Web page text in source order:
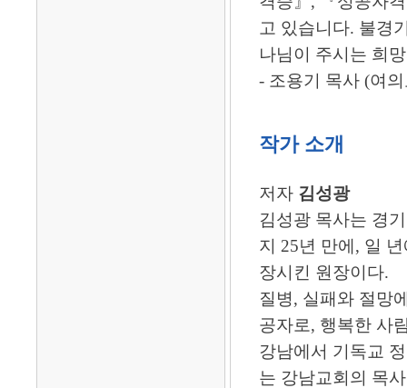
고 있습니다. 불경
나님이 주시는 희
- 조용기 목사 (여
작가 소개
저자 김성광
김성광 목사는 경
지 25년 만에, 일
장시킨 원장이다.
질병, 실패와 절망
공자로, 행복한 사
강남에서 기독교
는 강남교회의 목